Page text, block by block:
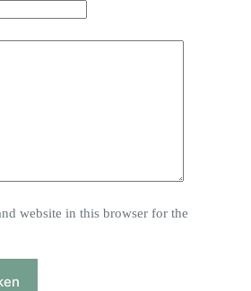
website in this browser for the